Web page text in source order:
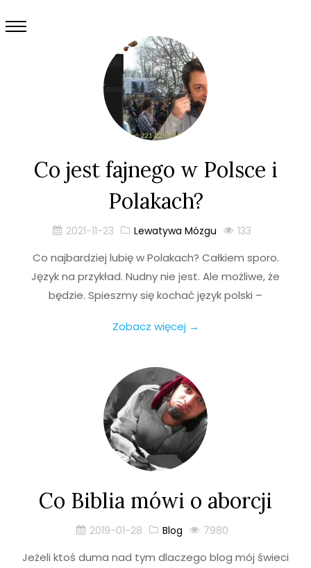
Co jest fajnego w Polsce i
Polakach?
2021-11-23 Lewatywa Mózgu 133
Co najbardziej lubię w Polakach? Całkiem sporo.
Język na przykład. Nudny nie jest. Ale możliwe, że
będzie. Spieszmy się kochać język polski –
Zobacz więcej →
Co Biblia mówi o aborcji
2019-01-28 Blog 7980
Jeżeli ktoś duma nad tym dlaczego blog mój świeci